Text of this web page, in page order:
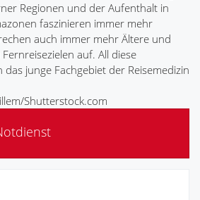
Regionen und der Aufenthalt in
faszinieren immer mehr
auch immer mehr Ältere und
auf. All diese
das junge Fachgebiet der Reisemedizin
Shutterstock.com